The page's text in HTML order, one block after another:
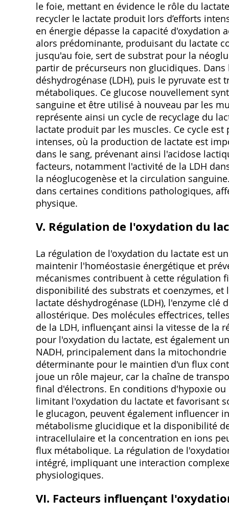
le foie, mettant en évidence le rôle du
recycler le lactate produit lors d’efforts
en énergie dépasse la capacité d'oxydation
alors prédominante, produisant du lactate
jusqu'au foie, sert de substrat pour la
partir de précurseurs non glucidiques.
déshydrogénase (LDH), puis le pyruvate
métaboliques. Ce glucose nouvellement
sanguine et être utilisé à nouveau par les
représente ainsi un cycle de recyclage du
lactate produit par les muscles. Ce cycle
intenses, où la production de lactate est
dans le sang, prévenant ainsi l'acidose
facteurs, notamment l'activité de la LDH
la néoglucogenèse et la circulation
dans certaines conditions pathologiques,
physique.
V. Régulation de l'oxydation du
La régulation de l'oxydation du lactate est
maintenir l'homéostasie énergétique et
mécanismes contribuent à cette régulation
disponibilité des substrats et coenzymes,
lactate déshydrogénase (LDH), l'enzyme
allostérique. Des molécules effectrices,
de la LDH, influençant ainsi la vitesse de la
pour l'oxydation du lactate, est également
NADH, principalement dans la
déterminante pour le maintien d'un flux
joue un rôle majeur, car la chaîne de
final d'électrons. En conditions d'hypoxie
limitant l'oxydation du lactate et favorisant
le glucagon, peuvent également influencer
métabolisme glucidique et la disponibilité
intracellulaire et la concentration en ions
flux métabolique. La régulation de
intégré, impliquant une interaction
physiologiques.
VI. Facteurs influençant